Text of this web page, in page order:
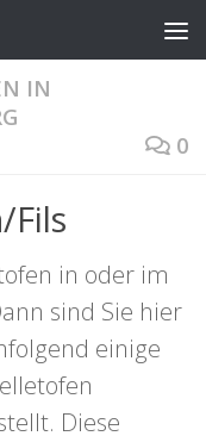
IN
0
Fils
in oder im
sind Sie hier
einige
Diese